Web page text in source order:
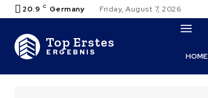
20.9 C Germany Friday, August 7, 2026
Top Erstes
ERGEBNIS HOME